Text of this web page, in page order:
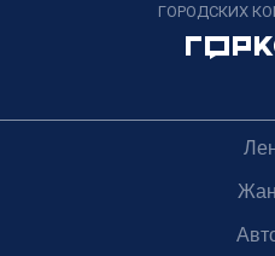
ГОРОДСКИХ